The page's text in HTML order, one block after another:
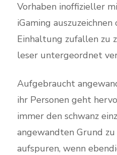
Vorhaben inoffizieller
iGaming
Einhaltung zufallen zu
leser untergeordnet
Aufgebraucht
ihr Personen geht
immer den schwanz
angewandten Grund
aufspuren, wenn